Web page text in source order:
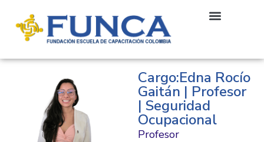
Cargo:Edna Rocío
Gaitán | Profesor
| Seguridad
Ocupacional
Profesor